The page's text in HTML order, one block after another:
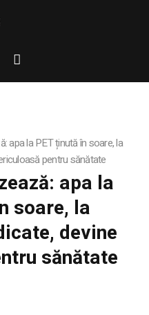
apa la PET ținută în soare, la
pentru sănătate
apa la
soare, la
devine
sănătate